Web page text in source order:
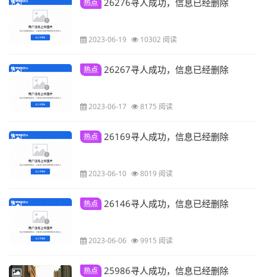
热点 26276寻人成功，信息已经删除
2023-06-19 10302 阅读
热点 26267寻人成功，信息已经删除
2023-06-17 8175 阅读
热点 26169寻人成功，信息已经删除
2023-06-10 8019 阅读
热点 26146寻人成功，信息已经删除
2023-06-06 9915 阅读
热点 25986寻人成功，信息已经删除